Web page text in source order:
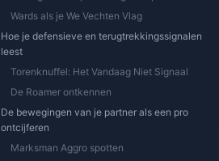
Wards als je We Vechten Vlag
Hoe je defensieve en terugtrekkingssignalen
leest
Torenknuffel: Het Vandaag Niet Signaal
De Roamer ontkennen
De bewegingen van je partner als een pro
ontcijferen
Marksman Aggro spotten